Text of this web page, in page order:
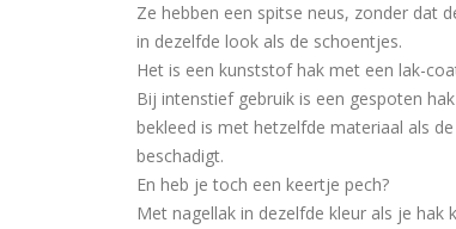
Ze hebben een spitse neus, zonder dat
in dezelfde look als de schoentjes.
Het is een kunststof hak met een lak-
Bij intenstief gebruik is een gespoten
bekleed is met hetzelfde materiaal als
beschadigt.
En heb je toch een keertje pech?
Met nagellak in dezelfde kleur als je hak